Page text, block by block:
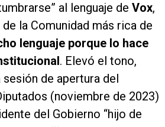
al lenguaje de Vox,
la Comunidad más rica de
lenguaje porque lo hace
. Elevó el tono,
de apertura del
(noviembre de 2023)
del Gobierno “hijo de